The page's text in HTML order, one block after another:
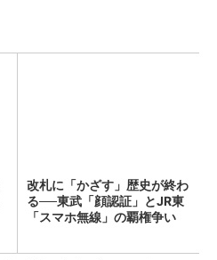
改札に「かざす」歴史が終わ
る──東武「顔認証」とJR東
「スマホ無線」の覇権争い